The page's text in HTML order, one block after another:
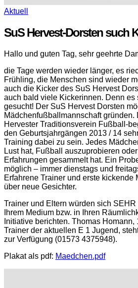
Aktuell
SuS Hervest-Dorsten such
Hallo und guten Tag, sehr geehrte
die Tage werden wieder länger, es
Frühling, die Menschen sind wieder
auch die Kicker des SuS Hervest
auch bald viele Kickerinnen. Denn es
gesucht! Der SuS Hervest Dorsten
Mädchenfußballmannschaft gründen.
Hervester Traditionsverein Fußball-
den Geburtsjahrgängen 2013 / 14
Training dabei zu sein. Jedes
Lust hat, Fußball auszuprobieren
Erfahrungen gesammelt hat. Ein
möglich – immer dienstags und
Erfahrene Trainer und erste kickende
über neue Gesichter.
Trainer und Eltern würden sich
Ihrem Medium bzw. in Ihren
Initiative berichten. Thomas Homann,
Trainer der aktuellen E 1 Jugend,
zur Verfügung (01573 4375948).
Plakat als pdf: Maedchen.pdf